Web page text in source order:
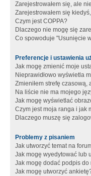
Zarejestrowałem się, ale
Zarejestrowałem się
Czym jest COPPA?
Dlaczego nie mogę się
Co spowoduje "Usunięcie
Preferencje i ustawienia
Jak mogę zmienić moje
Nieprawidłowo wyświetla
Zmieniłem strefę
Na liście nie ma mojego
Jak mogę wyświetlać
Czym jest moja ranga i jak
Dlaczego muszę się
Problemy z pisaniem
Jak utworzyć temat na
Jak mogę wyedytować lub
Jak mogę dodać podpis do
Jak mogę utworzyć